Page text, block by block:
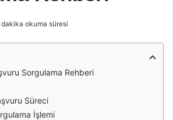
dakika okuma süresi
Sorgulama Rehberi
Süreci
İşlemi